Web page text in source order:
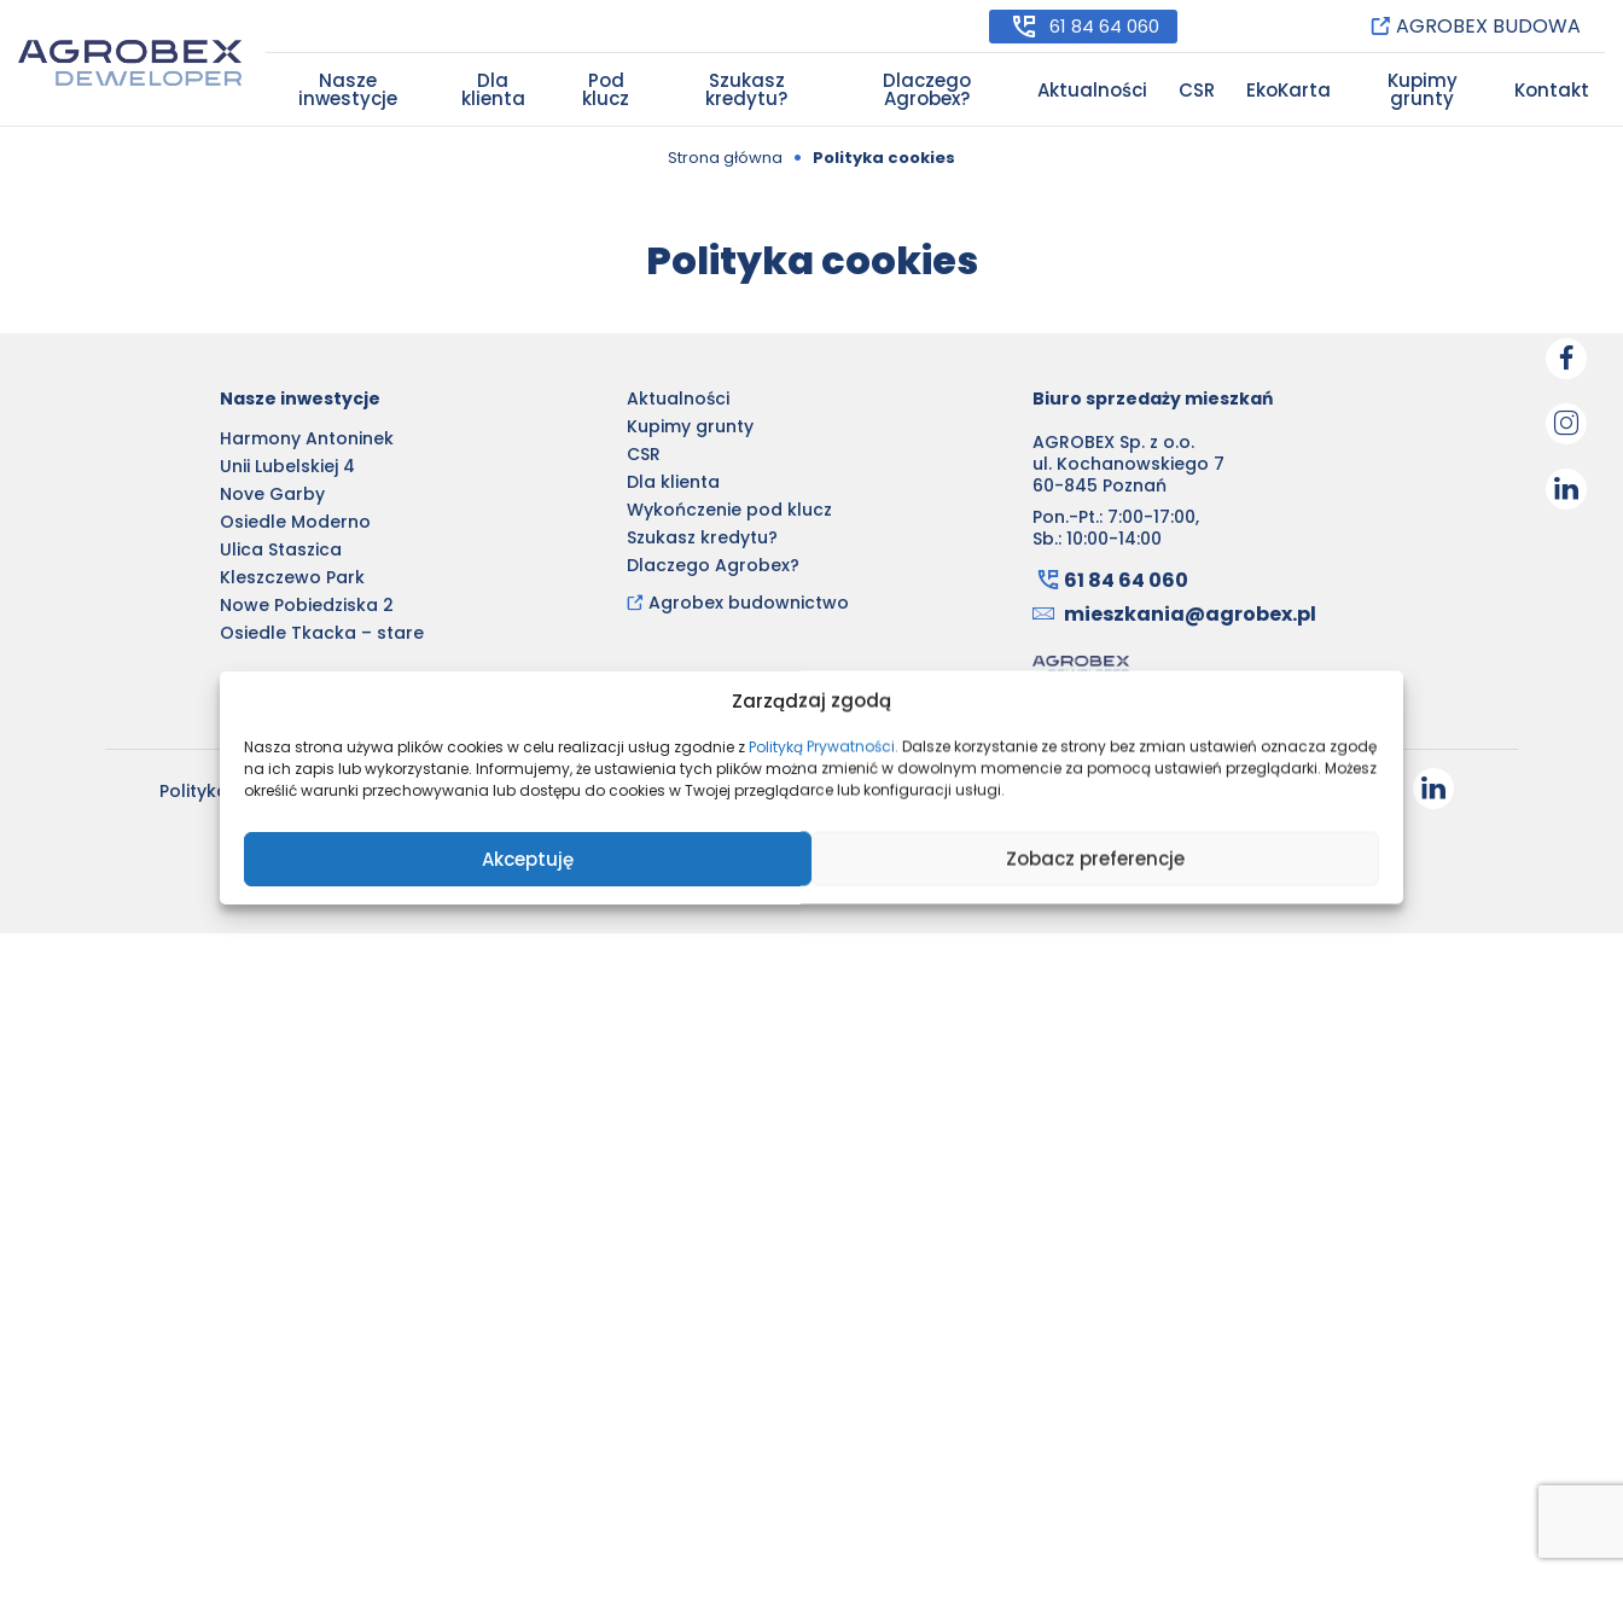
Zarządzaj zgodą
Nasza strona używa plików cookies w celu realizacji usług zgodnie zPolityką Prywatności. Dalsze korzystanie ze strony bez zmian ustawień oznacza zgodę
na ich zapis lub wykorzystanie. Informujemy, że ustawienia tych plików można zmienić w dowolnym momencie za pomocą ustawień przeglądarki. Możesz
określić warunki przechowywania lub dostępu do cookies w Twojej przeglądarce lub konfiguracji usługi.
Akceptuję Zobacz preferencje
61 84 64 060 AGROBEX BUDOWA
Nasze
inwestycje
Dla
klienta
Pod
klucz
Szukasz
kredytu?
Dlaczego
Agrobex? Aktualności CSR EkoKarta Kupimy
grunty Kontakt
Strona główna • Polityka cookies
Polityka cookies
Nasze inwestycje
Harmony Antoninek
Unii Lubelskiej 4
Nove Garby
Osiedle Moderno
Ulica Staszica
Kleszczewo Park
Nowe Pobiedziska 2
Osiedle Tkacka – stare
Aktualności
Kupimy grunty
CSR
Dla klienta
Wykończenie pod klucz
Szukasz kredytu?
Dlaczego Agrobex?
Agrobex budownictwo
Biuro sprzedaży mieszkań
AGROBEX Sp. z o.o.
ul. Kochanowskiego 7
60-845 Poznań
Pon.-Pt.: 7:00-17:00,
Sb.: 10:00-14:00
61 84 64 060
mieszkania@agrobex.pl
Polityka prywatności – RODO Polityka cookies Regulaminy promocji
AGROBEX Sp. z o.o. Poznań: deweloper, inwestycje mieszkaniowe - sprzedaż mieszkań, apartamentów, domów, lokali. Tanie i nowe mieszkania w Poznaniu.
© Copyright 2023 Agrobex Sp. z o.o.